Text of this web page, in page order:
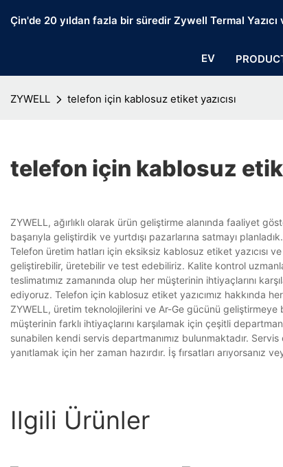
Çin'de 20 yıldan fazla bir süredir Zywell Termal
EV
ZYWELL telefon için kablosuz etiket yazıcısı
telefon için kablosuz
ZYWELL, ağırlıklı olarak ürün geliştirme alanında faaliyet
başarıyla geliştirdik ve yurtdışı pazarlarına satmayı planladık.
Telefon üretim hatları için eksiksiz kablosuz etiket yazıcısı
geliştirebilir, üretebilir ve test edebiliriz. Kalite kontrol
teslimatımız zamanında olup her müşterinin ihtiyaçlarını
ediyoruz. Telefon için kablosuz etiket yazıcımız hakkında
ZYWELL, üretim teknolojilerini ve Ar-Ge gücünü geliştirmeye
müşterinin farklı ihtiyaçlarını karşılamak için çeşitli
sunabilen kendi servis departmanımız bulunmaktadır.
yanıtlamak için her zaman hazırdır. İş fırsatları
Ilgili Ürünler